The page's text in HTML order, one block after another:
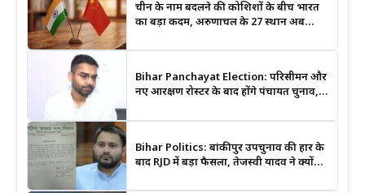
चीन के नाम बदलने की कोशिशों के बीच भारत
का बड़ा कदम, अरुणाचल के 27 स्थान अब
Bihar Panchayat Election: परिसीमन और
नए आरक्षण रोस्टर के बाद होंगे पंचायत चुनाव,
Bihar Politics: बांकीपुर उपचुनाव की हार के
बाद RJD में बड़ा फैसला, तेजस्वी यादव ने क्यों